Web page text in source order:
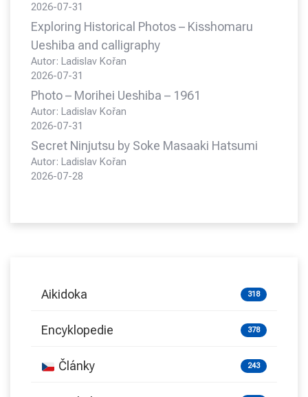
2026-07-31
Exploring Historical Photos – Kisshomaru
Ueshiba and calligraphy
Autor: Ladislav Kořan
2026-07-31
Photo – Morihei Ueshiba – 1961
Autor: Ladislav Kořan
2026-07-31
Secret Ninjutsu by Soke Masaaki Hatsumi
Autor: Ladislav Kořan
2026-07-28
Aikidoka 318
Encyklopedie 378
Články 243